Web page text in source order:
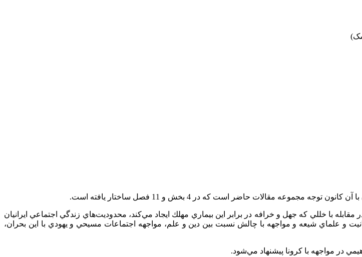
مقالات حاضر است كه در 4 بخش و 11 فصل ساختار يافته است.
با خللي كه جهل و خرافه در برابر اين بيماري مهلك ايجاد مي‌كند، محدوديت‌هاي زندگي اجتماعي ايرانيان
و علماي شيعه و مواجهه با چالش نسبت بين دين و علم، مواجهه اجتماعات مسيحي و يهودي با اين بحران،
در مواجهه با كرونا پيشنهاد مي‌شود.